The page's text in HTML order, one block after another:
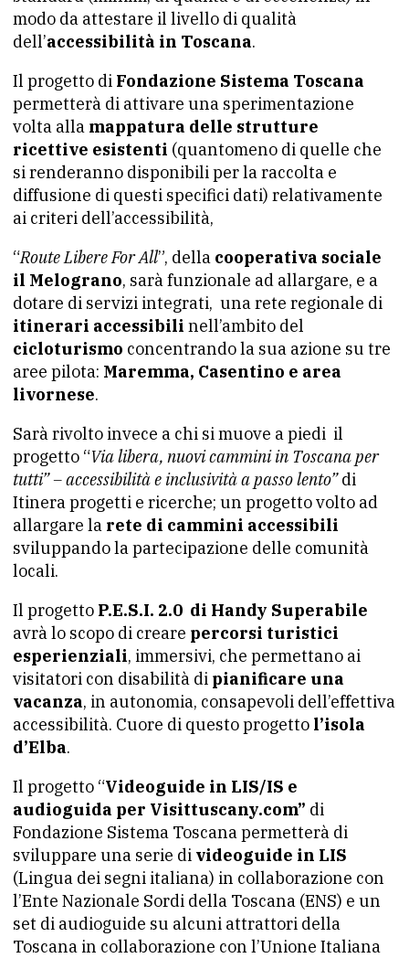
modo da attestare il livello di qualità
dell’accessibilità in Toscana.
Il progetto di Fondazione Sistema Toscana
permetterà di attivare una sperimentazione
volta alla mappatura delle strutture
ricettive esistenti (quantomeno di quelle che
si renderanno disponibili per la raccolta e
diffusione di questi specifici dati) relativamente
ai criteri dell’accessibilità,
“Route Libere For All”, della cooperativa sociale
il Melograno, sarà funzionale ad allargare, e a
dotare di servizi integrati, una rete regionale di
itinerari accessibili nell’ambito del
cicloturismo concentrando la sua azione su tre
aree pilota: Maremma, Casentino e area
livornese.
Sarà rivolto invece a chi si muove a piedi il
progetto “Via libera, nuovi cammini in Toscana per
tutti” – accessibilità e inclusività a passo lento”di
Itinera progetti e ricerche; un progetto volto ad
allargare la rete di cammini accessibili
sviluppando la partecipazione delle comunità
locali.
Il progetto P.E.S.I. 2.0 di Handy Superabile
avrà lo scopo di creare percorsi turistici
esperienziali, immersivi, che permettano ai
visitatori con disabilità di pianificare una
vacanza, in autonomia, consapevoli dell’effettiva
accessibilità. Cuore di questo progetto l’isola
d’Elba.
Il progetto “Videoguide in LIS/IS e
audioguida per Visittuscany.com” di
Fondazione Sistema Toscana permetterà di
sviluppare una serie di videoguide in LIS
(Lingua dei segni italiana) in collaborazione con
l’Ente Nazionale Sordi della Toscana (ENS) e un
set di audioguide su alcuni attrattori della
Toscana in collaborazione con l’Unione Italiana